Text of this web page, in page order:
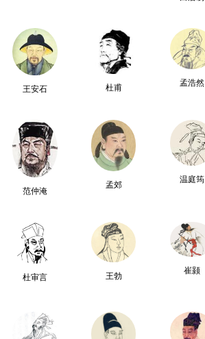
王安石 杜甫
孟浩然
范仲淹
孟郊
温庭筠
杜审言 王勃
崔颢